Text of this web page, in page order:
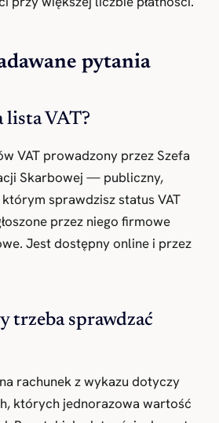
pytania
lista VAT?
VAT prowadzony przez Szefa
Skarbowej — publiczny,
sprawdzisz status VAT
przez niego firmowe
Jest dostępny online i przez
trzeba sprawdzać
rachunek z wykazu dotyczy
których jednorazowa wartość